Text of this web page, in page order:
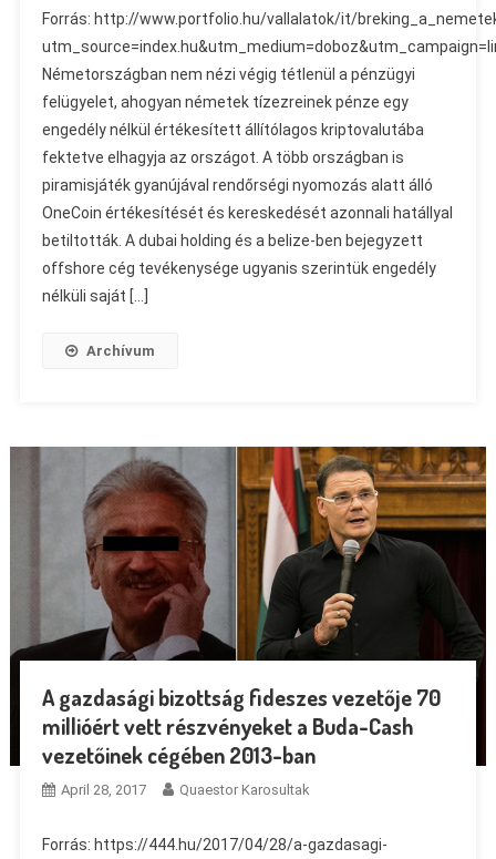
Forrás: http://www.portfolio.hu/vallalatok/it/
Németországban nem nézi végig tétlenül a pénzügyi
felügyelet, ahogyan németek tízezreinek pénze egy
engedély nélkül értékesített állítólagos kriptovalutába
fektetve elhagyja az országot. A több országban is
piramisjáték gyanújával rendőrségi nyomozás alatt álló
OneCoin értékesítését és kereskedését azonnali hatállyal
betiltották. A dubai holding és a belize-ben bejegyzett
offshore cég tevékenysége ugyanis szerintük engedély
nélküli saját […]
Archívum
A gazdasági bizottság fideszes vezetője 70
millióért vett részvényeket a Buda-Cash
vezetőinek cégében 2013-ban
April 28, 2017 Quaestor Karosultak
Forrás: https://444.hu/2017/04/28/a-gazdasagi-